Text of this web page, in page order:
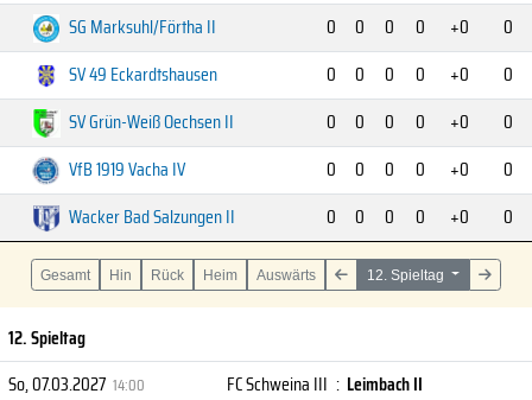
SG Marksuhl/Förtha II
0 0 0 0 +0
0
SV 49 Eckardtshausen
0 0 0 0 +0
0
SV Grün-Weiß Oechsen II
0 0 0 0 +0
0
VfB 1919 Vacha IV
0 0 0 0 +0
0
Wacker Bad Salzungen II
0 0 0 0 +0 0
Gesamt Hin Rück Heim Auswärts 12. Spieltag
12. Spieltag
So, 07.03.2027 14:00 FC Schweina III : Leimbach II